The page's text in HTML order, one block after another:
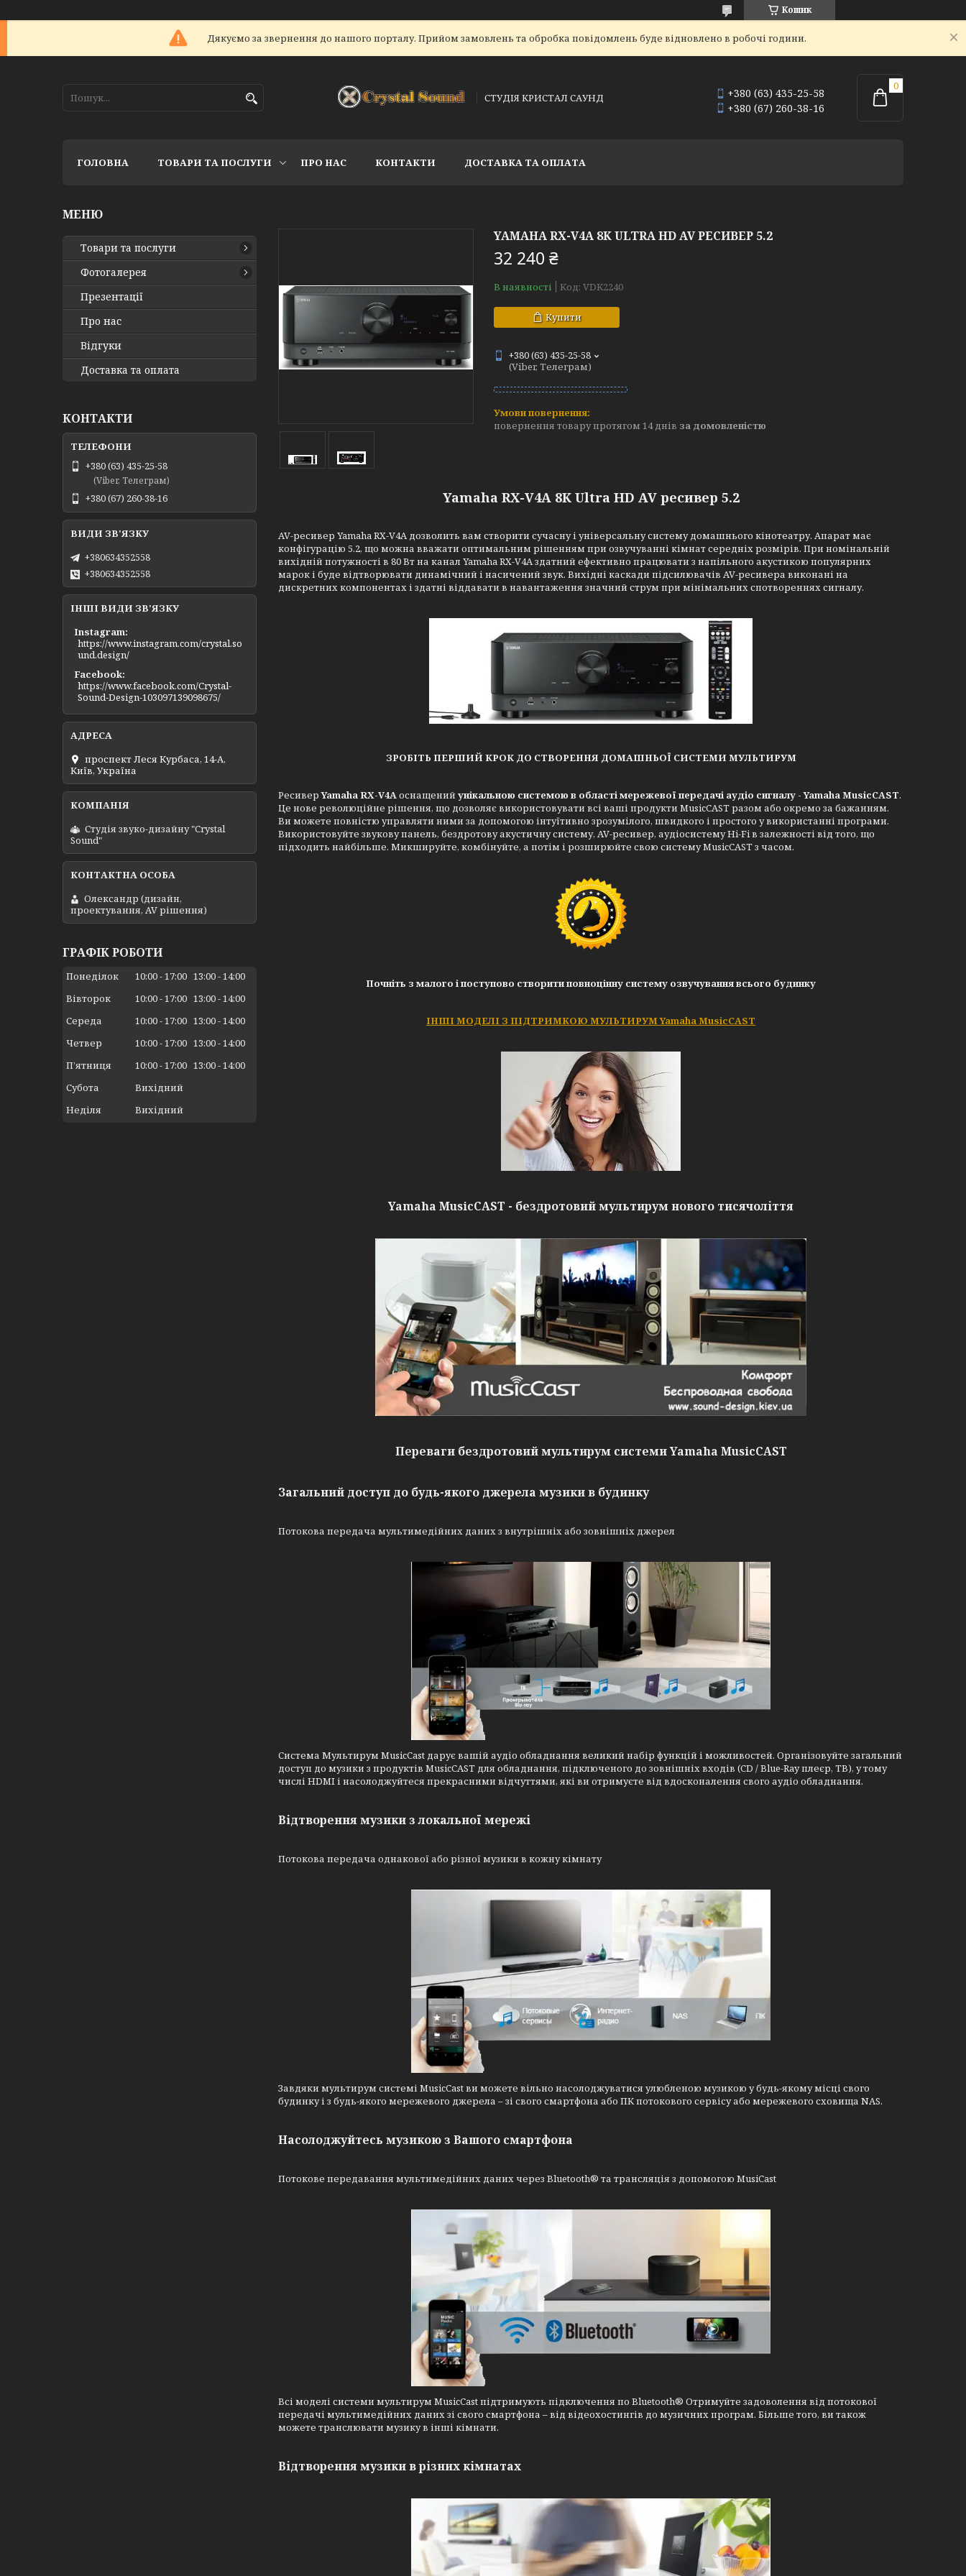
Кошик
Дякуємо за звернення до нашого порталу. Прийом замовлень та обробка повідомлень буде відновлено в робочі години.
СТУДІЯ КРИСТАЛ САУНД
+380 (63) 435-25-58
+380 (67) 260-38-16
ГОЛОВНА ТОВАРИ ТА ПОСЛУГИ ПРО НАС КОНТАКТИ ДОСТАВКА ТА ОПЛАТА
YAMAHA RX-V4A 8K ULTRA HD AV РЕСИВЕР 5.2
32 240 ₴
В наявності Код: VDK2240
Купити
+380 (63) 435-25-58
(Viber, Телеграм)
повернення товару протягом 14 днів за домовленістю
Yamaha RX-V4A 8K Ultra HD AV ресивер 5.2
AV-ресивер Yamaha RX-V4A дозволить вам створити сучасну і універсальну систему домашнього кінотеатру. Апарат має
конфігурацію 5.2, що можна вважати оптимальним рішенням при озвучуванні кімнат середніх розмірів. При номінальній
вихідній потужності в 80 Вт на канал Yamaha RX-V4A здатний ефективно працювати з напільного акустикою популярних
марок і буде відтворювати динамічний і насичений звук. Вихідні каскади підсилювачів AV-ресивера виконані на
дискретних компонентах і здатні віддавати в навантаження значний струм при мінімальних спотвореннях сигналу.
ЗРОБІТЬ ПЕРШИЙ КРОК ДО СТВОРЕННЯ ДОМАШНЬОЇ СИСТЕМИ МУЛЬТИРУМ
РесиверYamaha RX-V4Aоснащений унікальною системою в області мережевої передачі аудіо сигналу - Yamaha MusicCAST.
Це нове революційне рішення, що дозволяє використовувати всі ваші продукти MusicCAST разом або окремо за бажанням.
Ви можете повністю управляти ними за допомогою інтуїтивно зрозумілого, швидкого і простого у використанні програми.
Використовуйте звукову панель, бездротову акустичну систему, AV-ресивер, аудіосистему Hi-Fi в залежності від того, що
підходить найбільше. Микшируйте, комбінуйте, а потім і розширюйте свою систему MusicCAST з часом.
Почніть з малого і поступово створити повноцінну систему озвучування всього будинку
ІНШІ МОДЕЛІ З ПІДТРИМКОЮ МУЛЬТИРУМ Yamaha MusicCAST
Yamaha MusicCAST - бездротовий мультирум нового тисячоліття
Переваги бездротовий мультирум системи Yamaha MusicCAST
Загальний доступ до будь-якого джерела музики в будинку
Потокова передача мультимедійних даних з внутрішніх або зовнішніх джерел
Система Мультирум MusicCast дарує вашій аудіо обладнання великий набір функцій і можливостей. Організовуйте загальний
доступ до музики з продуктів MusicCAST для обладнання, підключеного до зовнішніх входів (CD / Blue-Ray плеєр, ТВ), у тому
числі HDMI і насолоджуйтеся прекрасними відчуттями, які ви отримуєте від вдосконалення свого аудіо обладнання.
Відтворення музики з локальної мережі
Потокова передача однакової або різної музики в кожну кімнату
Завдяки мультирум системі MusicCast ви можете вільно насолоджуватися улюбленою музикою у будь-якому місці свого
будинку і з будь-якого мережевого джерела – зі свого смартфона або ПК потокового сервісу або мережевого сховища NAS.
Насолоджуйтесь музикою з Вашого смартфона
Потокове передавання мультимедійних даних через Bluetooth® та трансляція з допомогою MusiCast
Всі моделі системи мультирум MusicCast підтримують підключення по Bluetooth® Отримуйте задоволення від потокової
передачі мультимедійних даних зі свого смартфона – від відеохостингів до музичних програм. Більше того, ви також
можете транслювати музику в інші кімнати.
Відтворення музики в різних кімнатах
Товари та послуги
Фотогалерея
Презентації
Про нас
Відгуки
Доставка та оплата
КОНТАКТИ
+380 (63) 435-25-58
(Viber, Телеграм)
+380 (67) 260-38-16
+380634352558
+380634352558
ІНШІ ВИДИ ЗВ'ЯЗКУ
Instagram
https://www.instagram.com/crystal.so
und.design/
Facebook
https://www.facebook.com/Crystal-
Sound-Design-103097139098675/
проспект Леся Курбаса, 14-А,
Київ, Україна
Студія звуко-дизайну "Crystal
Sound"
Олександр (дизайн,
проектування, AV рішення)
ГРАФІК РОБОТИ
Понеділок 10:00 17:00 13:00 14:00
Вівторок
10:00 17:00 13:00 14:00
Середа
10:00 17:00 13:00 14:00
Четвер
10:00 17:00 13:00 14:00
Пʼятниця
10:00 17:00 13:00 14:00
Субота
Вихідний
Неділя
Вихідний